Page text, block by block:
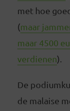
met hoe
(maar
maar 4500
verdienen).
De
de malaise